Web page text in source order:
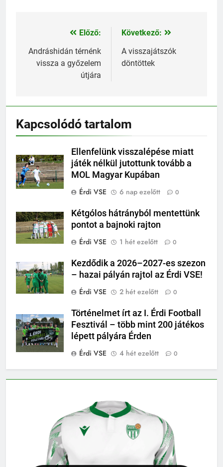
Bejegyzés
navigáció
Előző:
Andráshidán térnénk
vissza a győzelem
útjára
Következő:
A visszajátszók
döntöttek
Kapcsolódó tartalom
Ellenfelünk visszalépése miatt
játék nélkül jutottunk tovább a
MOL Magyar Kupában
Érdi VSE
6 nap ezelőtt 0
Kétgólos hátrányból mentettünk
pontot a bajnoki rajton
Érdi VSE
1 hét ezelőtt 0
Kezdődik a 2026–2027-es szezon
– hazai pályán rajtol az Érdi VSE!
Érdi VSE
2 hét ezelőtt 0
Történelmet írt az I. Érdi Football
Fesztivál – több mint 200 játékos
lépett pályára Érden
Érdi VSE
4 hét ezelőtt 0